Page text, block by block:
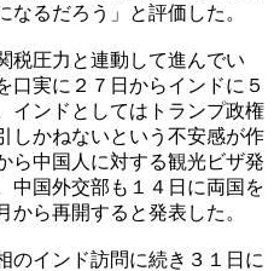
なるだろう」と評価した。
税圧力と連動して進んでい
口実に２７日からインドに５
インドとしてはトランプ政権
しかねないという不安感が作
ら中国人に対する観光ビザ発
中国外交部も１４日に両国を
ら再開すると発表した。
のインド訪問に続き３１日に